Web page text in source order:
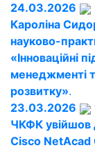
24.03.2026
Кароліна
науково-
«Інноваційні
менеджменті
розвитку».
23.03.2026
ЧКФК увійшов
Cisco NetAcad